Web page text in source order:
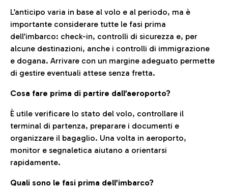
L’anticipo varia in base al volo e al periodo, ma è
importante considerare tutte le fasi prima
dell’imbarco: check-in, controlli di sicurezza e, per
alcune destinazioni, anche i controlli di immigrazione
e dogana. Arrivare con un margine adeguato permette
di gestire eventuali attese senza fretta.
Cosa fare prima di partire dall’aeroporto?
È utile verificare lo stato del volo, controllare il
terminal di partenza, preparare i documenti e
organizzare il bagaglio. Una volta in aeroporto,
monitor e segnaletica aiutano a orientarsi
rapidamente.
Quali sono le fasi prima dell’imbarco?